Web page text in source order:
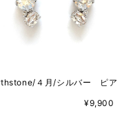
４月/シルバー ピア
¥9,900